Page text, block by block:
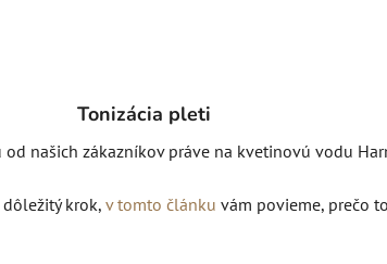
Tonizácia pleti
našich zákazníkov práve na kvetinovú vodu
krok, v tomto článku vám povieme, prečo